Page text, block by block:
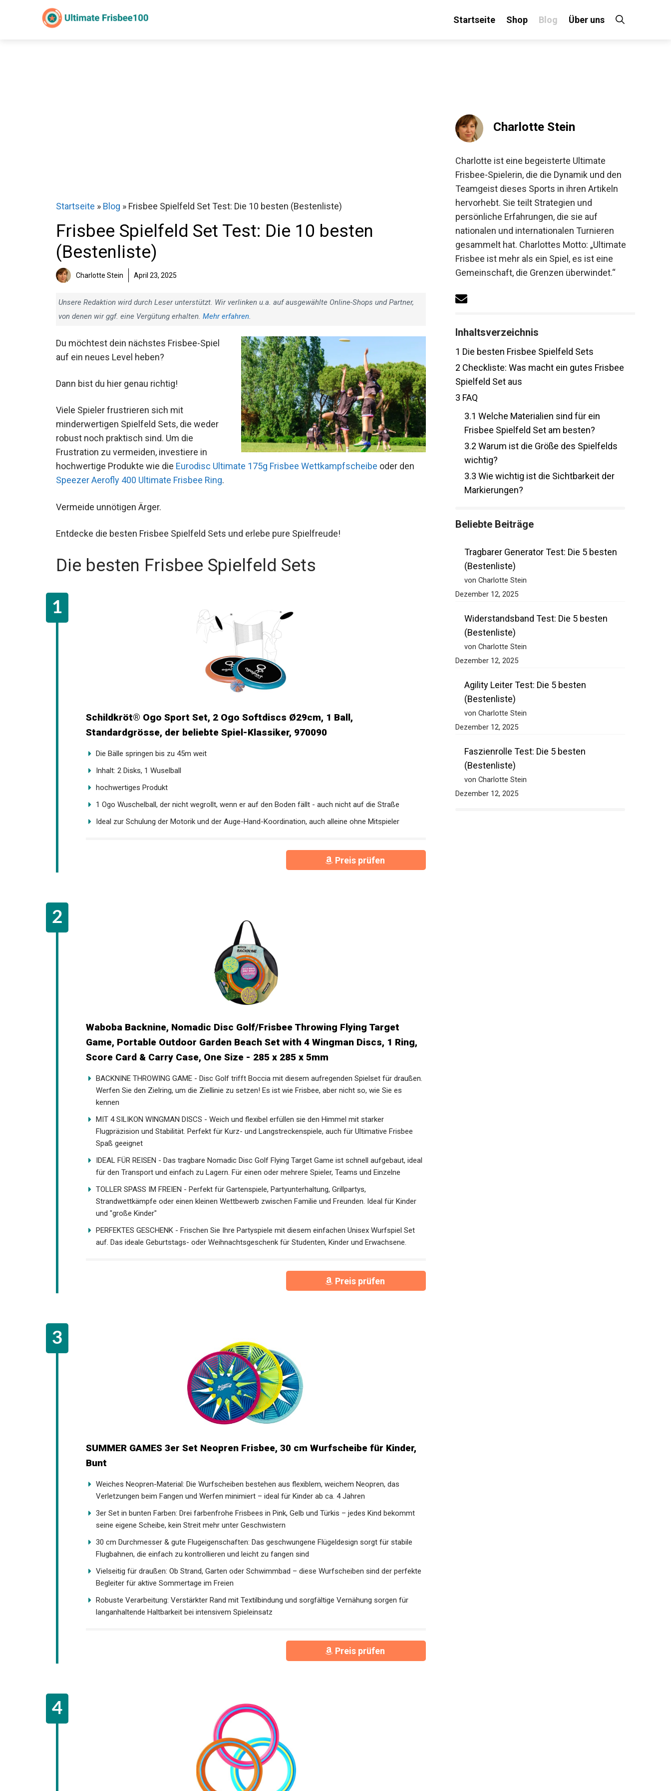
Startseite Shop Blog Über uns
Startseite » Blog » Frisbee Spielfeld Set Test: Die 10 besten (Bestenliste)
Frisbee Spielfeld Set Test: Die 10 besten
(Bestenliste)
Charlotte Stein April 23, 2025
Unsere Redaktion wird durch Leser unterstützt. Wir verlinken u.a. auf ausgewählte Online-Shops und Partner,
von denen wir ggf. eine Vergütung erhalten. Mehr erfahren.
Du möchtest dein nächstes Frisbee-Spiel
auf ein neues Level heben?
Dann bist du hier genau richtig!
Viele Spieler frustrieren sich mit
minderwertigen Spielfeld Sets, die weder
robust noch praktisch sind. Um die
Frustration zu vermeiden, investiere in
hochwertige Produkte wie die Eurodisc Ultimate 175g Frisbee Wettkampfscheibe oder den
Speezer Aerofly 400 Ultimate Frisbee Ring.
Vermeide unnötigen Ärger.
Entdecke die besten Frisbee Spielfeld Sets und erlebe pure Spielfreude!
Die besten Frisbee Spielfeld Sets
Schildkröt® Ogo Sport Set, 2 Ogo Softdiscs Ø29cm, 1 Ball,
Standardgrösse, der beliebte Spiel-Klassiker, 970090
Die Bälle springen bis zu 45m weit
Inhalt: 2 Disks, 1 Wuselball
hochwertiges Produkt
1 Ogo Wuschelball, der nicht wegrollt, wenn er auf den Boden fällt - auch nicht auf die Straße
Ideal zur Schulung der Motorik und der Auge-Hand-Koordination, auch alleine ohne Mitspieler
Preis prüfen
Waboba Backnine, Nomadic Disc Golf/Frisbee Throwing Flying Target
Game, Portable Outdoor Garden Beach Set with 4 Wingman Discs, 1 Ring,
Score Card & Carry Case, One Size - 285 x 285 x 5mm
BACKNINE THROWING GAME - Disc Golf trifft Boccia mit diesem aufregenden Spielset für
draußen. Werfen Sie den Zielring, um die Ziellinie zu setzen! Es ist wie Frisbee, aber nicht so, wie
Sie es kennen
MIT 4 SILIKON WINGMAN DISCS - Weich und flexibel erfüllen sie den Himmel mit starker
Flugpräzision und Stabilität. Perfekt für Kurz- und Langstreckenspiele, auch für Ultimative Frisbee
Spaß geeignet
IDEAL FÜR REISEN - Das tragbare Nomadic Disc Golf Flying Target Game ist schnell aufgebaut,
ideal für den Transport und einfach zu Lagern. Für einen oder mehrere Spieler, Teams und Einzelne
TOLLER SPASS IM FREIEN - Perfekt für Gartenspiele, Partyunterhaltung, Grillpartys,
Strandwettkämpfe oder einen kleinen Wettbewerb zwischen Familie und Freunden. Ideal für Kinder
und "große Kinder"
PERFEKTES GESCHENK - Frischen Sie Ihre Partyspiele mit diesem einfachen Unisex Wurfspiel Set
auf. Das ideale Geburtstags- oder Weihnachtsgeschenk für Studenten, Kinder und Erwachsene.
Preis prüfen
SUMMER GAMES 3er Set Neopren Frisbee, 30 cm Wurfscheibe für Kinder,
Bunt
Weiches Neopren-Material: Die Wurfscheiben bestehen aus flexiblem, weichem Neopren, das
Verletzungen beim Fangen und Werfen minimiert – ideal für Kinder ab ca. 4 Jahren
3er Set in bunten Farben: Drei farbenfrohe Frisbees in Pink, Gelb und Türkis – jedes Kind bekommt
seine eigene Scheibe, kein Streit mehr unter Geschwistern
30 cm Durchmesser & gute Flugeigenschaften: Das geschwungene Flügeldesign sorgt für stabile
Flugbahnen, die einfach zu kontrollieren und leicht zu fangen sind
Vielseitig für draußen: Ob Strand, Garten oder Schwimmbad – diese Wurfscheiben sind der
perfekte Begleiter für aktive Sommertage im Freien
Robuste Verarbeitung: Verstärkter Rand mit Textilbindung und sorgfältige Vernähung sorgen für
langanhaltende Haltbarkeit bei intensivem Spieleinsatz
Preis prüfen
Charlotte Stein
Charlotte ist eine begeisterte Ultimate
Frisbee-Spielerin, die die Dynamik und den
Teamgeist dieses Sports in ihren Artikeln
hervorhebt. Sie teilt Strategien und
persönliche Erfahrungen, die sie auf
nationalen und internationalen Turnieren
gesammelt hat. Charlottes Motto: „Ultimate
Frisbee ist mehr als ein Spiel, es ist eine
Gemeinschaft, die Grenzen überwindet.“
Inhaltsverzeichnis
Die besten Frisbee Spielfeld Sets
Checkliste: Was macht ein gutes
Frisbee Spielfeld Set aus
FAQ
3.1Welche Materialien sind für ein
Frisbee Spielfeld Set am besten?
3.2Warum ist die Größe des Spielfelds
wichtig?
3.3Wie wichtig ist die Sichtbarkeit der
Markierungen?
Beliebte Beiträge
Tragbarer Generator Test: Die 5 besten
(Bestenliste)
von Charlotte Stein
Dezember 12, 2025
Widerstandsband Test: Die 5 besten
(Bestenliste)
von Charlotte Stein
Dezember 12, 2025
Agility Leiter Test: Die 5 besten
(Bestenliste)
von Charlotte Stein
Dezember 12, 2025
Faszienrolle Test: Die 5 besten
(Bestenliste)
von Charlotte Stein
Dezember 12, 2025
Schaue dir jetzt die meistverkauften Produkte im Sale bei Decathlon an!